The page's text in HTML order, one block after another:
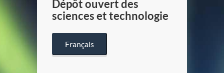
Dépôt ouvert des
sciences et technologie
Français